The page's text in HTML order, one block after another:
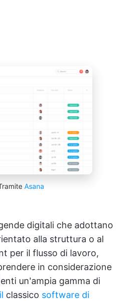
Asana
digitali che adottano
alla struttura o al
per il flusso di lavoro,
in considerazione
un'ampia gamma di
il classico software di